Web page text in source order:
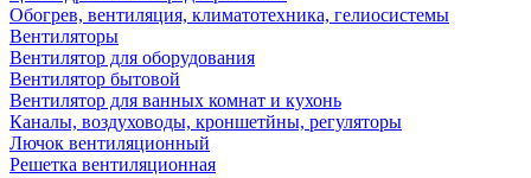
Обогрев, вентиляция, климатотехника, гелиосистемы
Вентиляторы
Вентилятор для оборудования
Вентилятор бытовой
Вентилятор для ванных комнат и кухонь
Каналы, воздуховоды, кроншетйны, регуляторы
Лючок вентиляционный
Решетка вентиляционная